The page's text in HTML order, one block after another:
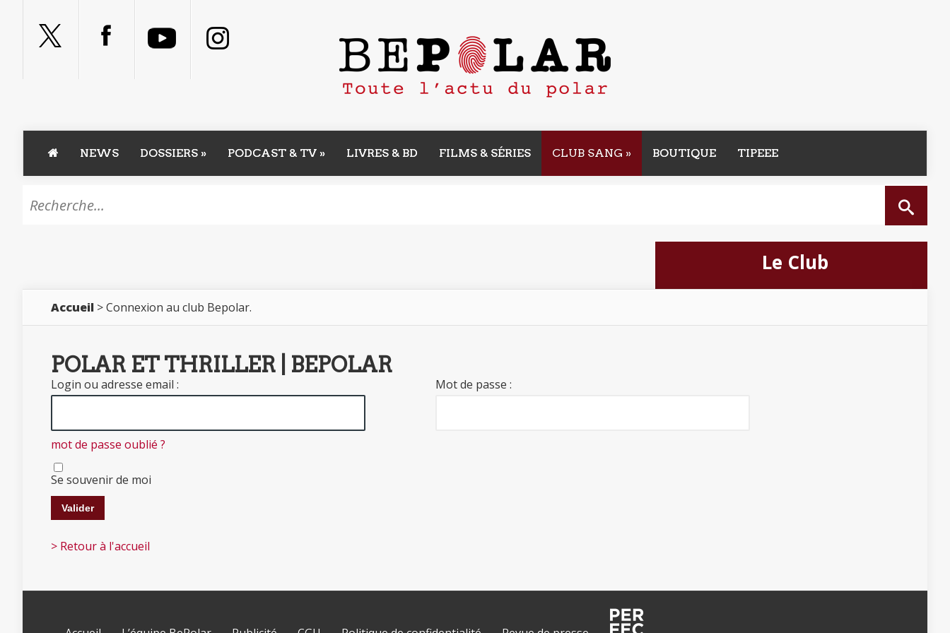
NEWS DOSSIERS » PODCAST & TV » LIVRES & BD FILMS & SÉRIES CLUB SANG » BOUTIQUE TIPEEE
Le Club
Accueil > Connexion au club Bepolar.
POLAR ET THRILLER | BEPOLAR
Login ou adresse email : Mot de passe :
mot de passe oublié ?
Se souvenir de moi
> Retour à l'accueil